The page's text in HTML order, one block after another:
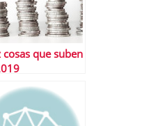
cosas que suben